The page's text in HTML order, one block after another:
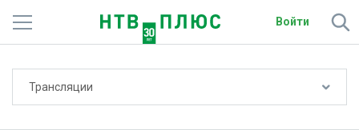
Войти
Трансляции